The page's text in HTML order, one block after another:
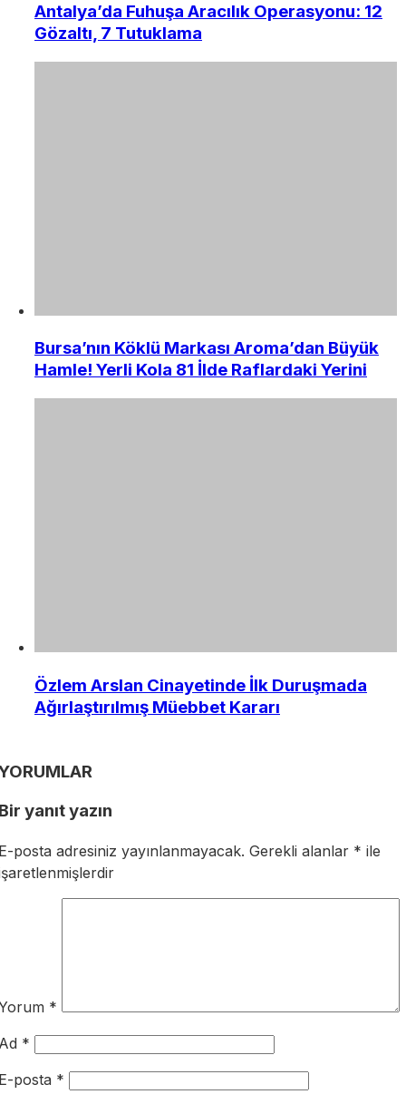
Antalya’da Fuhuşa Aracılık Operasyonu: 12
Gözaltı, 7 Tutuklama
Bursa’nın Köklü Markası Aroma’dan Büyük
Hamle! Yerli Kola 81 İlde Raflardaki Yerini
Özlem Arslan Cinayetinde İlk Duruşmada
Ağırlaştırılmış Müebbet Kararı
yanıt yazın
posta adresiniz yayınlanmayacak. Gerekli alanlar * ile
*
*
posta *